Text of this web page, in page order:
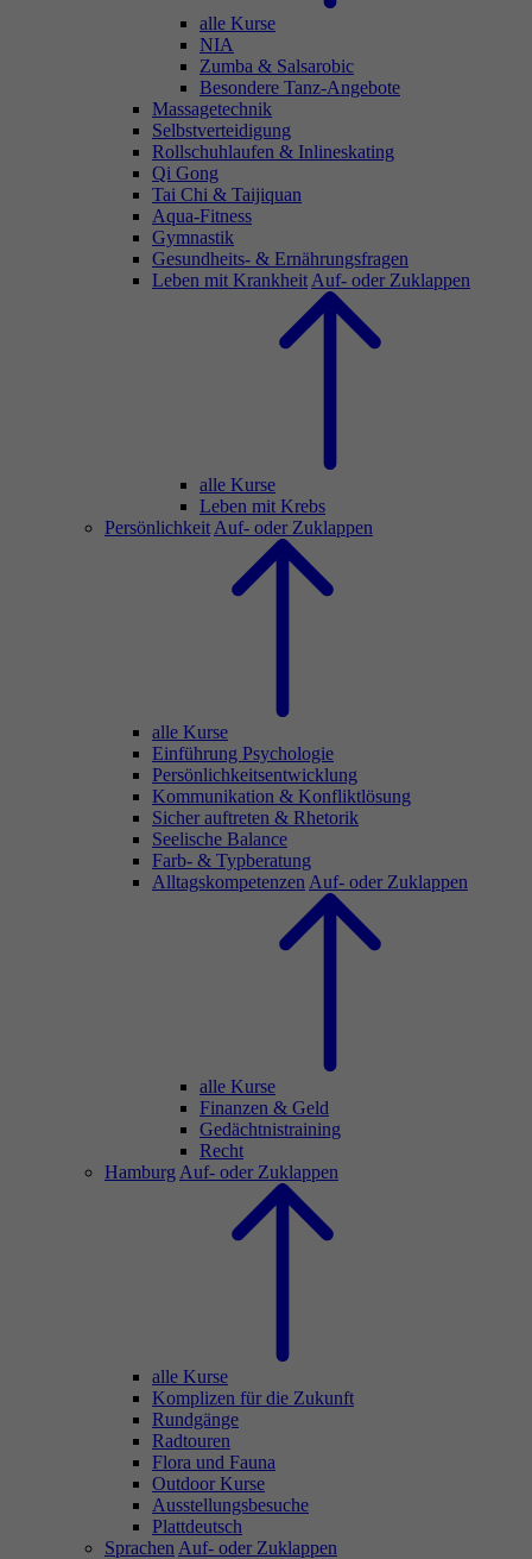
alle Kurse
NIA
Zumba & Salsarobic
Besondere Tanz-Angebote
Massagetechnik
Selbstverteidigung
Rollschuhlaufen & Inlineskating
Qi Gong
Tai Chi & Taijiquan
Aqua-Fitness
Gymnastik
Gesundheits- & Ernährungsfragen
Leben mit Krankheit Auf- oder Zuklappen
alle Kurse
Leben mit Krebs
Persönlichkeit Auf- oder Zuklappen
alle Kurse
Einführung Psychologie
Persönlichkeitsentwicklung
Kommunikation & Konfliktlösung
Sicher auftreten & Rhetorik
Seelische Balance
Farb- & Typberatung
Alltagskompetenzen Auf- oder Zuklappen
alle Kurse
Finanzen & Geld
Gedächtnistraining
Recht
Hamburg Auf- oder Zuklappen
alle Kurse
Komplizen für die Zukunft
Rundgänge
Radtouren
Flora und Fauna
Outdoor Kurse
Ausstellungsbesuche
Plattdeutsch
Sprachen Auf- oder Zuklappen